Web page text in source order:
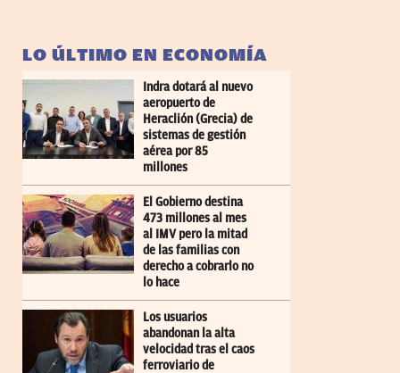
LO ÚLTIMO EN ECONOMÍA
Indra dotará al nuevo
aeropuerto de
Heraclión (Grecia) de
sistemas de gestión
aérea por 85
millones
El Gobierno destina
473 millones al mes
al IMV pero la mitad
de las familias con
derecho a cobrarlo no
lo hace
Los usuarios
abandonan la alta
velocidad tras el caos
ferroviario de